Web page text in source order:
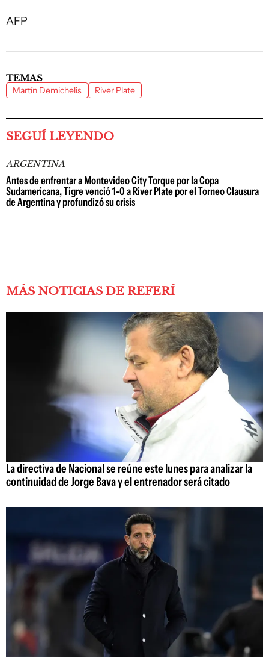
AFP
TEMAS
Martín Demichelis River Plate
SEGUÍ LEYENDO
ARGENTINA
Antes de enfrentar a Montevideo City Torque por la Copa
Sudamericana, Tigre venció 1-0 a River Plate por el Torneo Clausura
de Argentina y profundizó su crisis
MÁS NOTICIAS DE REFERÍ
La directiva de Nacional se reúne este lunes para analizar la
continuidad de Jorge Bava y el entrenador será citado